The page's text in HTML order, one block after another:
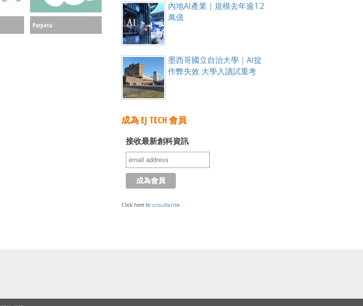
Perpetu
內地AI產業｜規模去年逾1.2
萬億
墨西哥國立自治大學｜AI捉
作弊失效 大學入讀試重考
成為 EJ TECH 會員
接收最新創科資訊
Click here to unsubscribe